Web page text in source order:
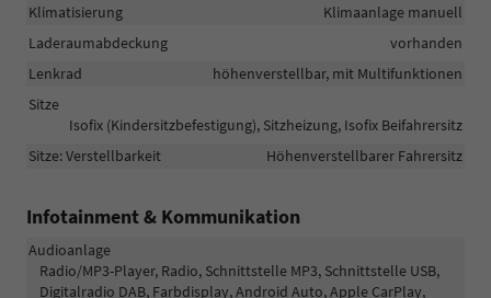
Klimatisierung
Klimaanlage manuell
Laderaumabdeckung
vorhanden
Lenkrad
höhenverstellbar, mit Multifunktionen
Sitze
Isofix (Kindersitzbefestigung), Sitzheizung, Isofix Beifahrersitz
Sitze: Verstellbarkeit
Höhenverstellbarer Fahrersitz
Infotainment & Kommunikation
Audioanlage
Radio/MP3-Player, Radio, Schnittstelle MP3, Schnittstelle USB,
Digitalradio DAB, Farbdisplay, Android Auto, Apple CarPlay,